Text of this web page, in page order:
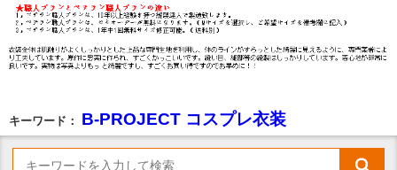
キーワード： B-PROJECT コスプレ衣装